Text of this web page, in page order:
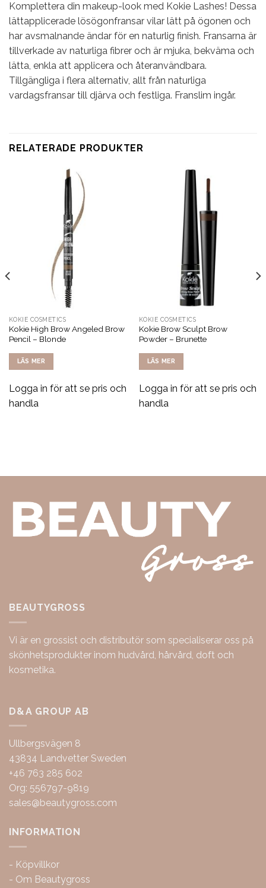
Komplettera din makeup-look med Kokie Lashes! Dessa
lättapplicerade lösögonfransar vilar lätt på ögonen och
har avsmalnande ändar för en naturlig finish. Fransarna är
tillverkade av naturliga fibrer och är mjuka, bekväma och
lätta, enkla att applicera och återanvändbara.
Tillgängliga i flera alternativ, allt från naturliga
vardagsfransar till djärva och festliga. Franslim ingår.
RELATERADE PRODUKTER
KOKIE COSMETICS
Kokie High Brow Angeled Brow
Pencil – Blonde
LÄS MER
Logga in för att se pris och
handla
KOKIE COSMETICS
Kokie Brow Sculpt Brow
Powder – Brunette
LÄS MER
Logga in för att se pris och
handla
BEAUTYGROSS
Vi är en grossist och distributör som specialiserar oss på
skönhetsprodukter inom hudvård, hårvård, doft och
kosmetika.
D&A GROUP AB
Ullbergsvägen 8
43834 Landvetter Sweden
+46 763 285 602
Org: 556797-9819
sales@beautygross.com
INFORMATION
- Köpvillkor
- Om Beautygross